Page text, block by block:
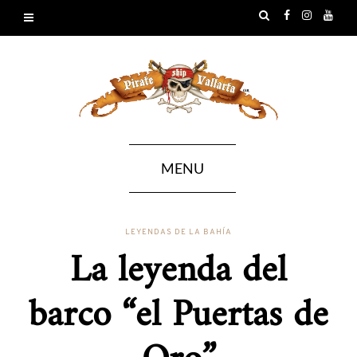
MENU
LEYENDAS DE LA BAHÍA
La leyenda del
barco “el Puertas de